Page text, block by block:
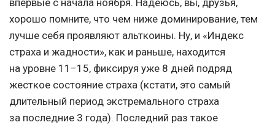
впервые с начала ноября. Надеюсь, вы, друзья,
хорошо помните, что чем ниже доминирование, тем
лучше себя проявляют альткоины. Ну, и «Индекс
страха и жадности», как и раньше, находится
на уровне 11−15, фиксируя уже 8 дней подряд
жесткое состояние страха (кстати, это самый
длительный период экстремального страха
за последние 3 года). Последний раз такое